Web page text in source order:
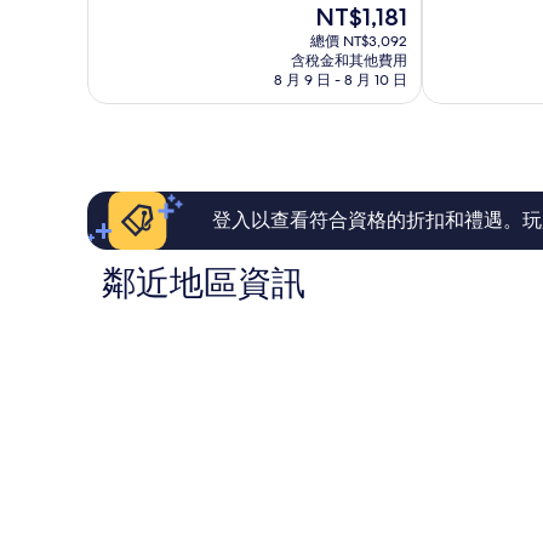
好，
論
現
在
價
格
為
NT$1,181
總價 NT$3,092
含稅金和其他費用
8 月 9 日 - 8 月 10 日
了，
論
登入以查看符合資格的折扣和禮遇。
鄰近地區資訊